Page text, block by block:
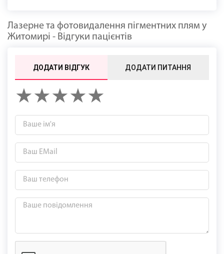
Лазерне та фотовидалення пігментних плям у
Житомирі - Відгуки пацієнтів
ДОДАТИ ВІДГУК ДОДАТИ ПИТАННЯ